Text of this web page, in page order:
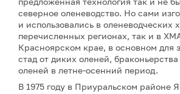
северное оленеводство. Но сами
и использовались в оленеводческих
перечисленных регионах, так и в
Красноярском крае, в основном для
стад от диких оленей,
оленей в летне-осенний период.
В 1975 году в Приуральском районе